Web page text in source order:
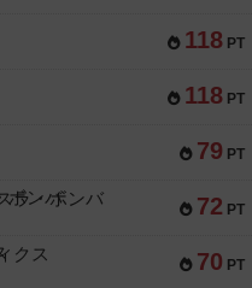
118 PT
118 PT
79 PT
72 PT
ラ・ボンバ
70 PT
クス